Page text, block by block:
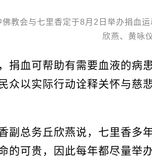
佛教会与七里香定于8月2日举办捐血
欣燕、黄咏
捐血可帮助有需要血液的病
众以实际行动诠释关怀与慈
副总务丘欣燕说，七里香多
的可贵，因此每年都尽量举